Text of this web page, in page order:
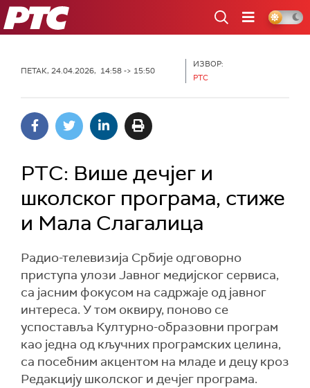
РТС
ПЕТАК, 24.04.2026, 14:58 -> 15:50
ИЗВОР:
РТС
РТС: Више дечјег и
школског програма, стиже
и Мала Слагалица
Радио-телевизија Србије одговорно
приступа улози Јавног медијског сервиса,
са јасним фокусом на садржаје од јавног
интереса. У том оквиру, поново се
успоставља Културно-образовни програм
као једна од кључних програмских целина,
са посебним акцентом на младе и децу кроз
Редакцију школског и дечјег програма.